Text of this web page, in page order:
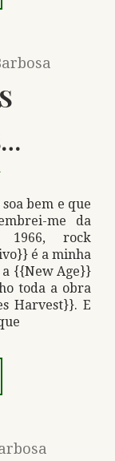
bem e que
me da
1966, rock
é a minha
a {{New Age}}
toda a obra
Harvest}}. E